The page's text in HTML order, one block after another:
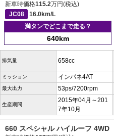
新車時価格115.2万円(税込)
JC08
16.0km/L
満タンでどこまで走る？
640km
排気量 658cc
ミッション インパネ4AT
最大出力 53ps/7200rpm
生産期間
2015年04月～201
7年10月
660 スペシャル ハイルーフ 4WD